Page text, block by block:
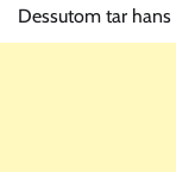
Dessutom tar